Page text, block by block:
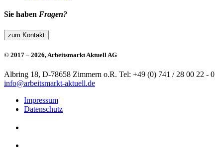
Sie haben Fragen?
zum Kontakt
© 2017 – 2026, Arbeitsmarkt Aktuell AG
Albring 18, D-78658 Zimmern o.R. Tel: +49 (0) 741 / 28 00 22 - 0
info@arbeitsmarkt-aktuell.de
Impressum
Datenschutz